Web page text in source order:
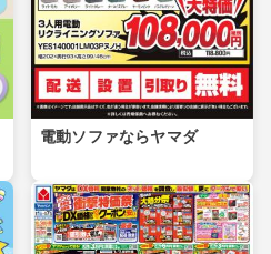
電動ソファならヤマダ